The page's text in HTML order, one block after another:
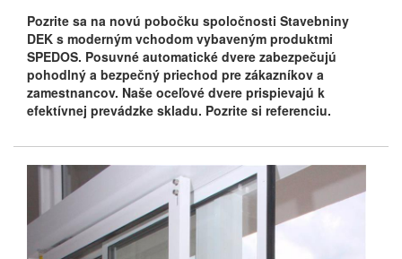
Pozrite sa na novú pobočku spoločnosti Stavebniny
DEK s moderným vchodom vybaveným produktmi
SPEDOS. Posuvné automatické dvere zabezpečujú
pohodlný a bezpečný priechod pre zákazníkov a
zamestnancov. Naše oceľové dvere prispievajú k
efektívnej prevádzke skladu. Pozrite si referenciu.